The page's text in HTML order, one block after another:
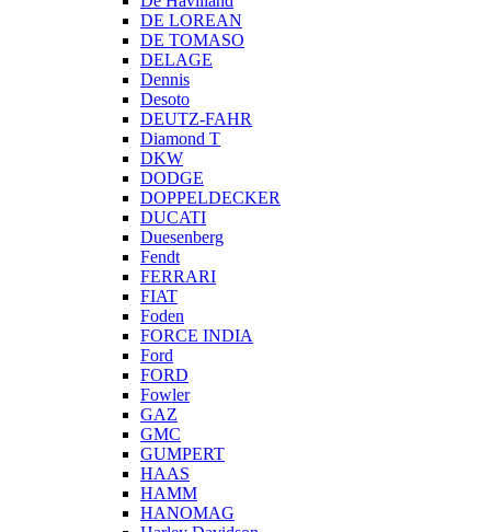
DE LOREAN
DE TOMASO
DELAGE
Dennis
Desoto
DEUTZ-FAHR
Diamond T
DKW
DODGE
DOPPELDECKER
DUCATI
Duesenberg
Fendt
FERRARI
FIAT
Foden
FORCE INDIA
Ford
FORD
Fowler
GAZ
GMC
GUMPERT
HAAS
HAMM
HANOMAG